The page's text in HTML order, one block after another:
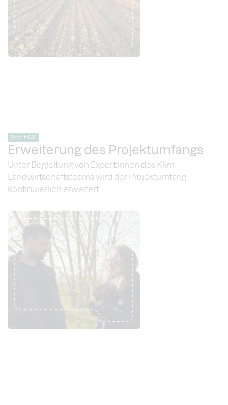
Schritt 6/6
Erweiterung des Projektumfangs
Unter Begleitung von Expert:innen des Klim
Landwirtschaftsteams wird der Projektumfang
kontinuierlich erweitert.